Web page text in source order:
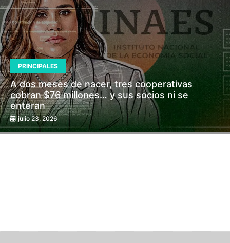
PRINCIPALES
A dos meses de nacer, tres cooperativas
cobran $76 millones… y sus socios ni se
enteran
julio 23, 2026